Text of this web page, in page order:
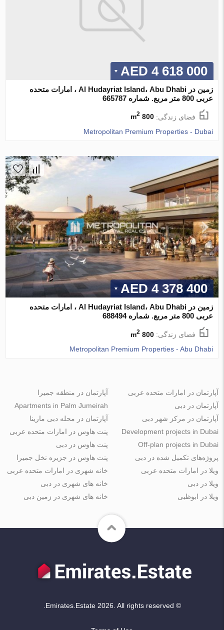
4 618 000 AED
زمین در Al Hudayriat Island، Abu Dhabi ، امارات متحده
عربی 800 متر مربع. شماره 665787
فضای زندگی:800 m
2
Metropolitan Premium Properties - Dubai
4 378 400 AED
زمین در Al Hudayriat Island، Abu Dhabi ، امارات متحده
عربی 800 متر مربع. شماره 688494
فضای زندگی:800 m
2
Metropolitan Premium Properties - Abu Dhabi
آپارتمان در امارات متحده عربی
آپارتمان در دبی
آپارتمان در مرکز شهر دبی
آپارتمان در منطقه جمیرا
Apartments in Palm Jumeirah
آپارتمان در محله دبی مارینا
Development projects in Dubai
Off-plan projects in Dubai
پروژه‌های تکمیل شده در دبی
پنت هاوس در امارات متحده عربی
پنت هاوس در دبی
پنت هاوس در جزیره نخل جمیرا
ویلا در امارات متحده عربی
ویلا در دبی
ویلا در ابوظبی
خانه شهری در امارات متحده عربی
خانه های شهری در دبی
خانه های شهری در زمین دبی
© Emirates.Estate 2026. All rights reserved.